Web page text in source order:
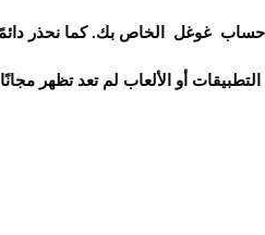
م حساب غوغل الخاص بك. كما نحذر
أو الألعاب لم تعد تظهر